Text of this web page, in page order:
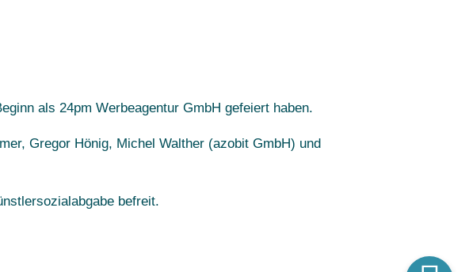
als 24pm Werbeagentur GmbH gefeiert haben.
Gregor Hönig, Michel Walther (azobit GmbH) und
befreit.